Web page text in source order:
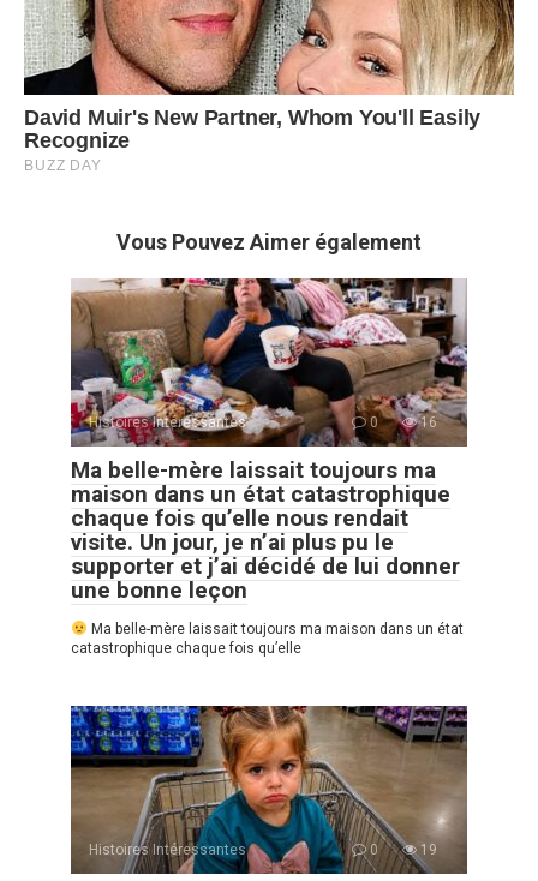
Vous Pouvez Aimer également
Histoires Intéressantes 0 16
Ma belle-mère laissait toujours ma
maison dans un état catastrophique
chaque fois qu’elle nous rendait
visite. Un jour, je n’ai plus pu le
supporter et j’ai décidé de lui donner
une bonne leçon
Ma belle-mère laissait toujours ma maison dans un état
catastrophique chaque fois qu’elle
Histoires Intéressantes 0 19